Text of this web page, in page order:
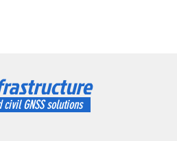
GNSS solutions